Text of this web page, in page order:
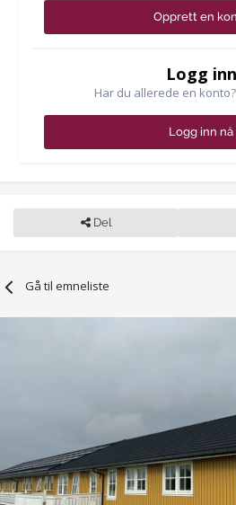
Opprett en
Logg inn
Har du allerede en
Logg inn nå
Del
Gå til emneliste